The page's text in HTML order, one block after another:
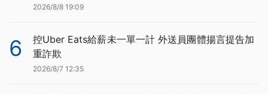
2026/8/8 19:09
6
控Uber Eats給薪未一單一計 外送員團體揚言提告加
重詐欺
2026/8/7 12:35